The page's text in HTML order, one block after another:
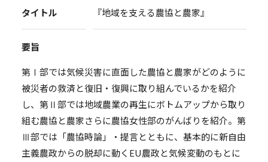
タイトル 『地域を支える農協と農家』
要旨
第Ⅰ部では気候災害に直面した農協と農家がどのように
被災者の救済と復旧・復興に取り組んでいるかを紹介
し、第Ⅱ部では地域農業の再生にボトムアップから取り
組む農協と農家さらに農協女性部のがんばりを紹介。第
Ⅲ部では「農協時論」・提言とともに、基本的に新自由
主義農政からの脱却に動くEU農政と気候変動のもとに